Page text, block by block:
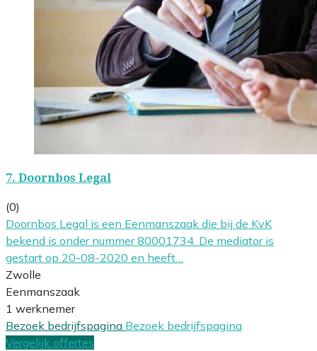
7. Doornbos Legal
(0)
Doornbos Legal is een Eenmanszaak die bij de KvK
bekend is onder nummer 80001734. De mediator is
gestart op 20-08-2020 en heeft…
Zwolle
Eenmanszaak
1 werknemer
Bezoek bedrijfspagina Bezoek bedrijfspagina
Vergelijk offertes